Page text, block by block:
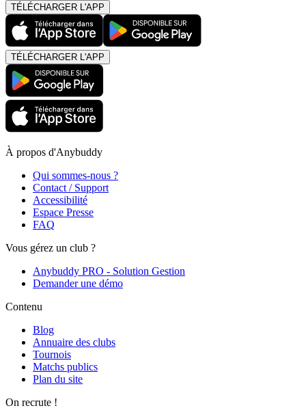
TÉLÉCHARGER L'APP
TÉLÉCHARGER L'APP
À propos d'Anybuddy
Qui sommes-nous ?
Contact / Support
Accessibilité
Espace Presse
FAQ
Vous gérez un club ?
Anybuddy PRO - Solution Gestion
Demander une démo
Contenu
Blog
Annuaire des clubs
Tournois
Matchs publics
Plan du site
On recrute !